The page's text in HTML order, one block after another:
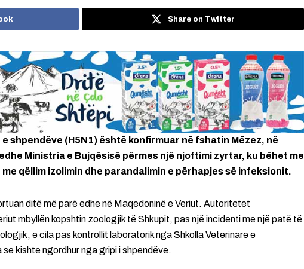
Share on Twitter
shpendëve (H5N1) është konfirmuar në fshatin Mëzez, në
Ministria e Bujqësisë përmes një njoftimi zyrtar, ku bëhet me
qëllim izolimin dhe parandalimin e përhapjes së infeksionit.
ditë më parë edhe në Maqedoninë e Veriut. Autoritetet
mbyllën kopshtin zoologjik të Shkupit, pas një incidenti me një patë të
e cila pas kontrollit laboratorik nga Shkolla Veterinare e
kishte ngordhur nga gripi i shpendëve.